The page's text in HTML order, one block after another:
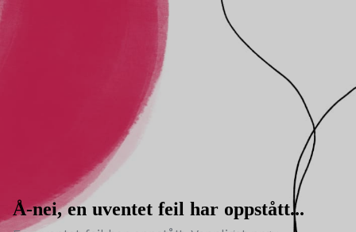
Å-nei, en uventet feil har oppstått...